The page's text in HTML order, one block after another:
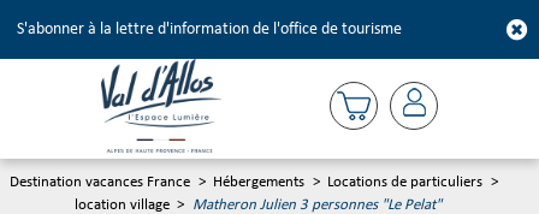
S'abonner à la lettre d'information de l'office de tourisme
Destination vacances France > Hébergements > Locations de particuliers >
location village > Matheron Julien 3 personnes "Le Pelat"